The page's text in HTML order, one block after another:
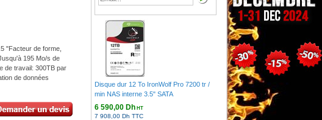
"Facteur de forme,
195 Mo/s de
de travail: 300TB par
de données
Disque dur 12 To IronWolf Pro 7200 tr /
min NAS interne 3.5" SATA
6 590,00 DhHT
7 908,00 Dh TTC